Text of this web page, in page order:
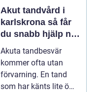
Akut tandvård i
karlskrona så får
du snabb hjälp när
tanden krisar
Akuta tandbesvär
kommer ofta utan
förvarning. En tand
som har känts lite öm